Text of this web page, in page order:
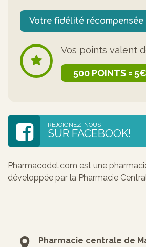
Votre fidélité récompensée
Vos points valent
500 POINTS = 5€
REJOIGNEZ-NOUS
SUR FACEBOOK!
Pharmacodel.com est une
développée par la Pharmacie
Pharmacie centrale de